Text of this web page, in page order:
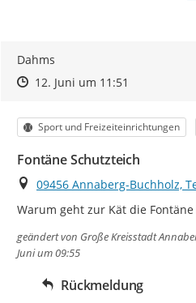
Dahms
Zeitpunkt des Erstellens
Zeitpunkt des Erstellens
12. Juni um 11:51
Kategorie
Sport und Freizeiteinrichtungen
Fontäne Schutzteich
Ort
09456 Annaberg-Buchholz,
Warum geht zur Kät die
geändert von Große Kreisstadt
Juni um 09:55
Rückmeldung